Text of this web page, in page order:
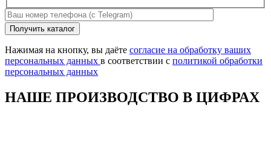
Оставьте
это
поле
пустым.
Получить каталог
Нажимая на кнопку, вы даёте согласие на обработку ваших
персональных данных в соответствии с политикой обработки
персональных данных
НАШЕ ПРОИЗВОДСТВО В ЦИФРАХ